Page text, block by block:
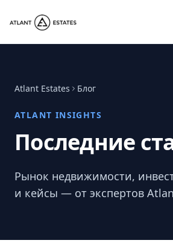
Atlant Estates Блог
ATLANT INSIGHTS
Последние
Рынок недвижимости,
и кейсы — от экспертов